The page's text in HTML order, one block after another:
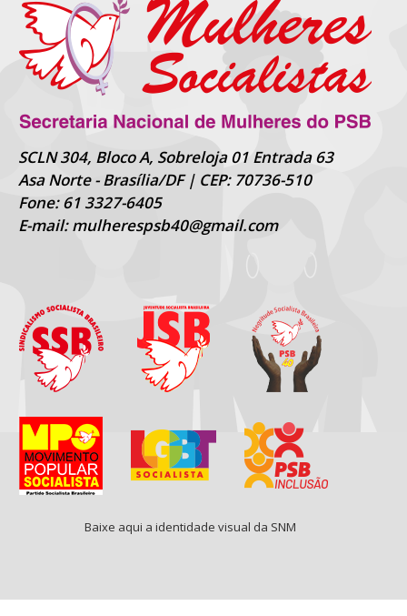
SCLN 304, Bloco A, Sobreloja 01 Entrada 63
Asa Norte - Brasília/DF | CEP: 70736-510
Fone: 61 3327-6405
E-mail: mulherespsb40@gmail.com
Baixe aqui a identidade visual da SNM